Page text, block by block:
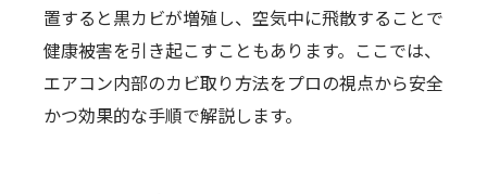
置すると黒カビが増殖し、空気中に飛散することで
健康被害を引き起こすこともあります。ここでは、
エアコン内部のカビ取り方法をプロの視点から安全
かつ効果的な手順で解説します。